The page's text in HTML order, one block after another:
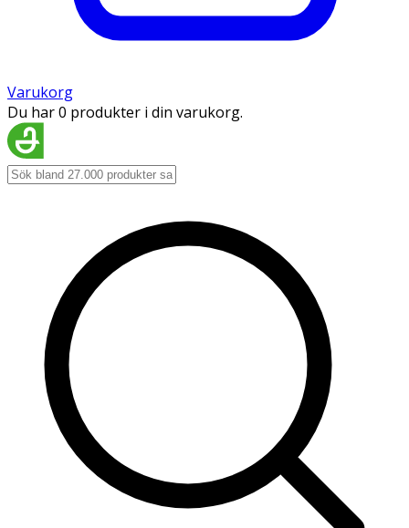
Varukorg
Du har 0 produkter i din varukorg.